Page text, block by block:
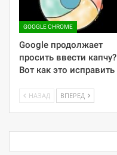
GOOGLE CHROME
Google продолжает
просить ввести капчу?
Вот как это исправить
НАЗАД ВПЕРЕД